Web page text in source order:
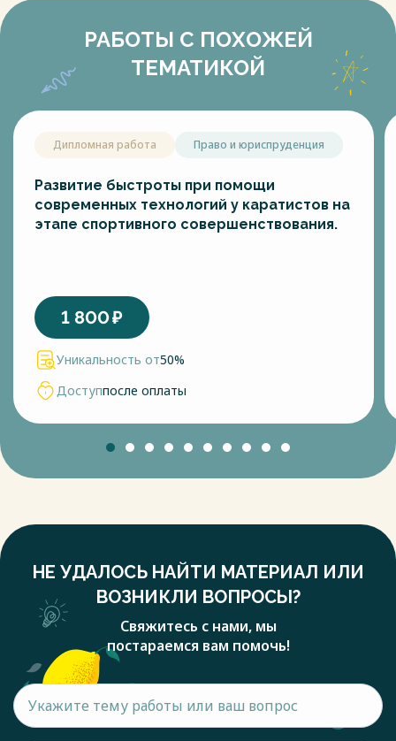
РАБОТЫ С ПОХОЖЕЙ
ТЕМАТИКОЙ
Дипломная работа Право и юриспруденция
Развитие быстроты при помощи
современных технологий у каратистов на
этапе спортивного совершенствования.
1 800₽
Уникальность от50%
Доступпосле оплаты
НЕ УДАЛОСЬ НАЙТИ МАТЕРИАЛ ИЛИ
ВОЗНИКЛИ ВОПРОСЫ?
Свяжитесь с нами, мы
постараемся вам помочь!